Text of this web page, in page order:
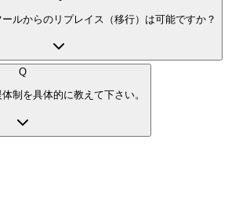
ルからのリプレイス（移行）は可能ですか？
Q
制を具体的に教えて下さい。